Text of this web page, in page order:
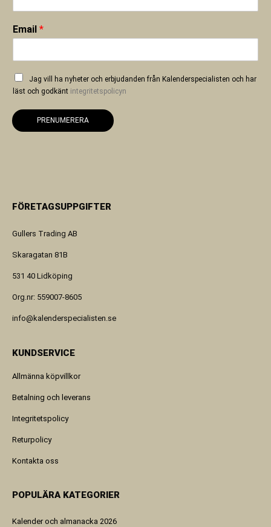
Email *
Jag vill ha nyheter och erbjudanden från Kalenderspecialisten och har
läst och godkänt integritetspolicyn
PRENUMERERA
FÖRETAGSUPPGIFTER
Gullers Trading AB
Skaragatan 81B
531 40 Lidköping
Org.nr: 559007-8605
info@kalenderspecialisten.se
KUNDSERVICE
Allmänna köpvillkor
Betalning och leverans
Integritetspolicy
Returpolicy
Kontakta oss
POPULÄRA KATEGORIER
Kalender och almanacka 2026